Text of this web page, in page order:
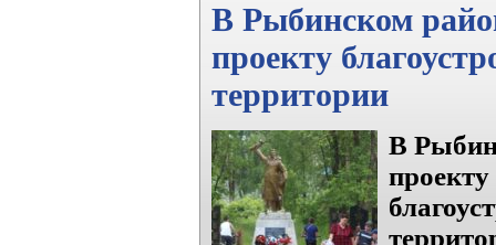
В Рыбинском
проекту
территории
В